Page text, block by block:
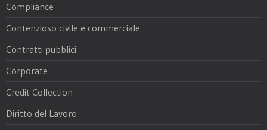
Compliance
Contenzioso civile e commerciale
Contratti pubblici
Corporate
Credit Collection
Diritto del Lavoro